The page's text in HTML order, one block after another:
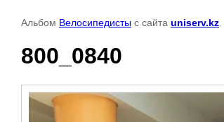
Альбом Велосипедисты с сайта uniserv.kz
800_0840